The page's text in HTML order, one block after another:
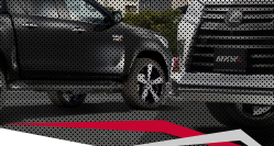
OTHER PRODUCT
PHOTO GALLERY